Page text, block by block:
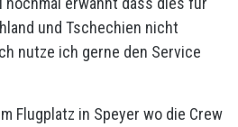
und Tschechien nicht
nutze ich gerne den Service
Flugplatz in Speyer wo die Crew